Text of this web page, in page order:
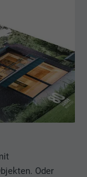
Oder